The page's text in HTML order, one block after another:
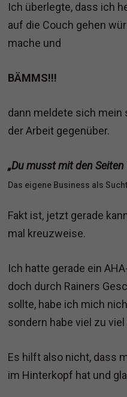
Ich überlegte, dass ich
auf die Couch gehen
mache und
BÄMMS!!!
dann meldete sich
der Arbeit gegenüber.
„Du musst mit den
Das eigene Business als
Fakt ist, jetzt gerade
mal kreuzweise.
Ich hatte gerade ein
doch durch Rainers
sollte, habe ich mich
sondern habe viel zu viel
Es hilft also nicht, dass
im Hinterkopf hat und